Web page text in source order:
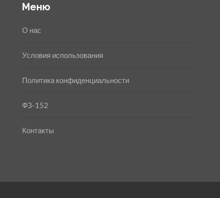
Меню
О нас
Условия использования
Политика конфиденциальности
ФЗ-152
Контакты